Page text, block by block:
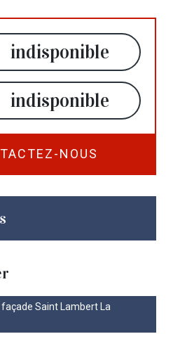
indisponible
indisponible
NOUS
Saint Lambert La